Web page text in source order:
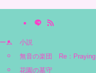
ム
小説
無音の楽団 Re：Praying
花園の墓守